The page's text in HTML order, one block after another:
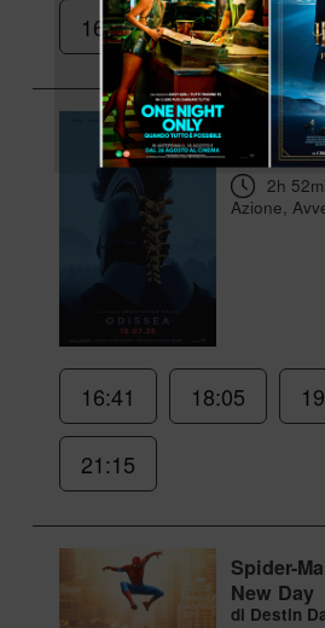
16:25
Odissea
di
2h
Azione,
16:41 18:05
21:15
Spider-
New Day
di Destin